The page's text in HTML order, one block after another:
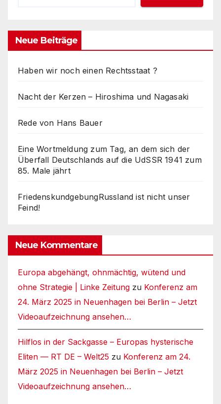
Neue Beiträge
Haben wir noch einen Rechtsstaat ?
Nacht der Kerzen – Hiroshima und Nagasaki
Rede von Hans Bauer
Eine Wortmeldung zum Tag, an dem sich der
Überfall Deutschlands auf die UdSSR 1941 zum
85. Male jährt
FriedenskundgebungRussland ist nicht unser
Feind!
Neue Kommentare
Europa abgehängt, ohnmächtig, wütend und
ohne Strategie | Linke Zeitung zu Konferenz am
24. März 2025 in Neuenhagen bei Berlin – Jetzt
Videoaufzeichnung ansehen…
Hilflos in der Sackgasse – Europas hysterische
Eliten — RT DE – Welt25 zu Konferenz am 24.
März 2025 in Neuenhagen bei Berlin – Jetzt
Videoaufzeichnung ansehen…